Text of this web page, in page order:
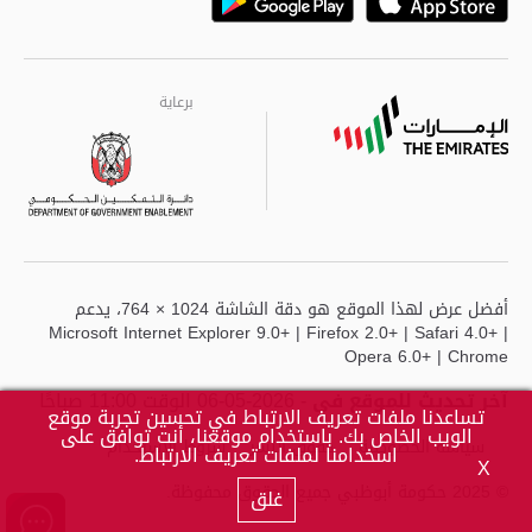
Google
Playstore
برعاية
برعاية
أفضل عرض لهذا الموقع هو دقة الشاشة 1024 × 764، يدعم
Microsoft Internet Explorer 9.0+ | Firefox 2.0+ | Safari 4.0+ |
Opera 6.0+ | Chrome
آخر تحديث للموقع في- 2026-05-06 الوقت 11:00 صباحًا
سياسة الخصوصية حقوق النشر
شروط الاستخدام
X
تساعدنا ملفات تعريف الارتباط في تحسين تجربة موقع
الويب الخاص بك. باستخدام موقعنا، أنت توافق على
اسخدامنا لملفات تعريف الارتباط.
غلق